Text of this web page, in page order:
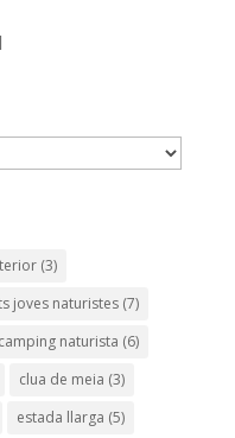
(3)
joves naturistes(7)
camping naturista (6)
clua de meia (3)
estada llarga (5)